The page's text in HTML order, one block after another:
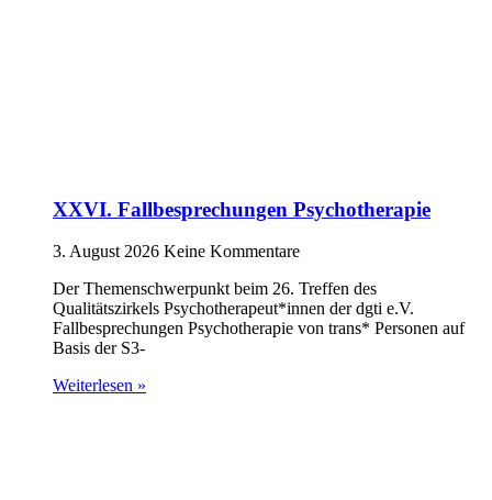
XXVI. Fallbesprechungen Psychotherapie
3. August 2026 Keine Kommentare
Der Themenschwerpunkt beim 26. Treffen des
Qualitätszirkels Psychotherapeut*innen der dgti e.V.
Fallbesprechungen Psychotherapie von trans* Personen auf
Basis der S3-
Weiterlesen »